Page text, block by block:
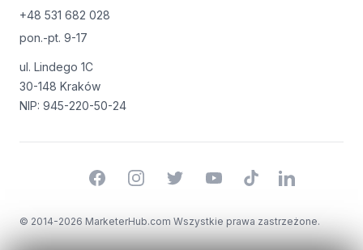
+48 531 682 028
pon.-pt. 9-17
ul. Lindego 1C
30-148 Kraków
NIP: 945-220-50-24
FacebookInstagramTwitter YouTubeTikTokLinkedIn
© 2014-2026 MarketerHub.com Wszystkie prawa zastrzeżone.